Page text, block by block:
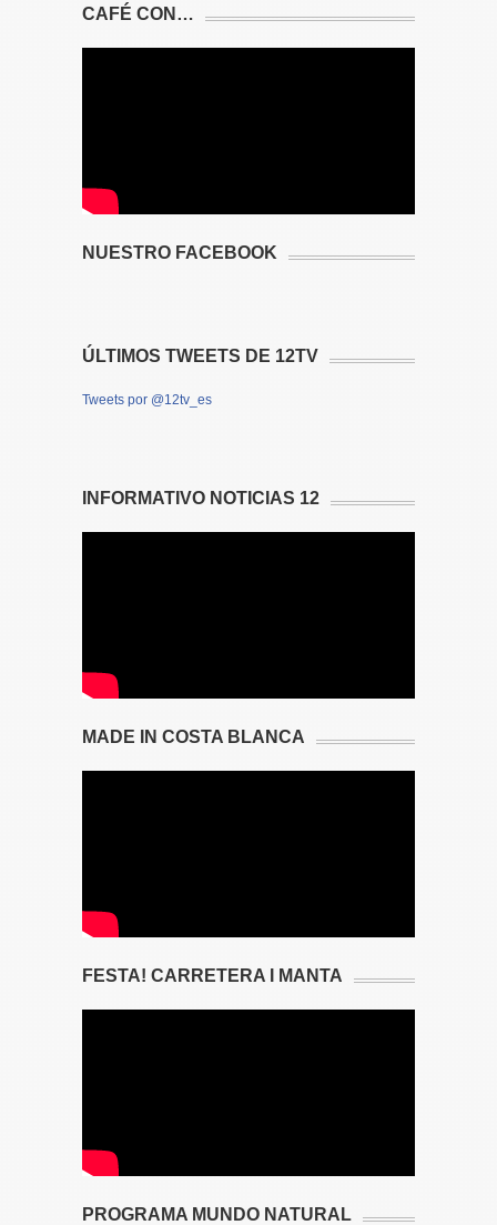
CAFÉ CON…
NUESTRO FACEBOOK
ÚLTIMOS TWEETS DE 12TV
Tweets por @12tv_es
INFORMATIVO NOTICIAS 12
MADE IN COSTA BLANCA
FESTA! CARRETERA I MANTA
PROGRAMA MUNDO NATURAL